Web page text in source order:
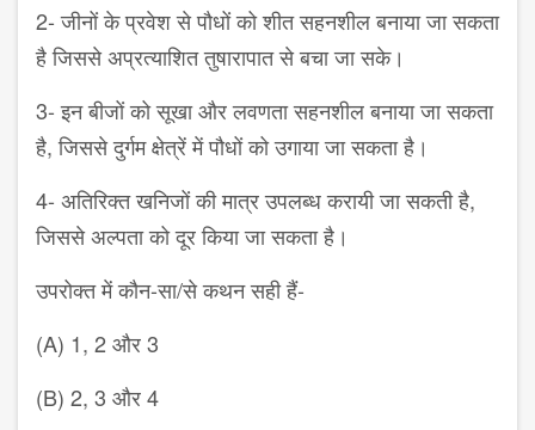
2-जीनों के प्रवेश से पौधों को शीतसहनशील बनाया जा सकता
है जिससेअप्रत्याशित तुषारापात से बचा जा सके।
3-इन बीजों को सूखा और लवणतासहनशील बनाया जा सकता
है,जिससेदुर्गम क्षेत्रें में पौधों को उगाया जा सकताहै।
4- अतिरिक्त खनिजों की मात्र उपलब्धकरायी जा सकती है,
जिससे अल्पता कोदूर किया जा सकता है।
उपरोक्त में कौन-सा/से कथन सही हैं-
(A) 1, 2 और3
(B) 2, 3 और4